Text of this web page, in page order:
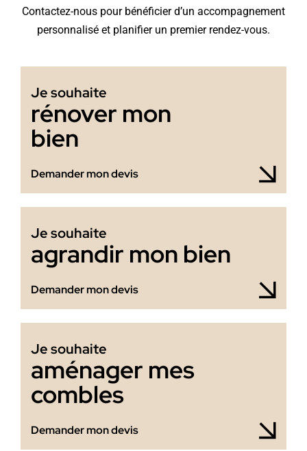
Contactez-nous pour bénéficier d’un accompagnement
personnalisé et planifier un premier rendez-vous.
Je souhaite
rénover mon
bien
Demander mon devis
Je souhaite
agrandir mon bien
Demander mon devis
Je souhaite
aménager mes
combles
Demander mon devis